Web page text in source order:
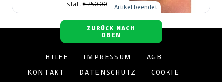
statt€ 250,00 Artikel beendet
ZURÜCK NACH
OBEN
HILFE IMPRESSUM AGB
KONTAKT DATENSCHUTZ COOKIE